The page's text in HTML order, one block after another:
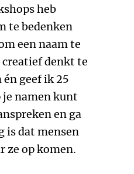
heb
te bedenken
een naam te
denkt te
geef ik 25
je namen kunt
en ga
is dat mensen
ze op komen.